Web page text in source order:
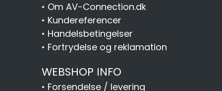
• Om AV-Connection.dk
• Kundereferencer
• Handelsbetingelser
• Fortrydelse og reklamation
WEBSHOP INFO
• Forsendelse / levering